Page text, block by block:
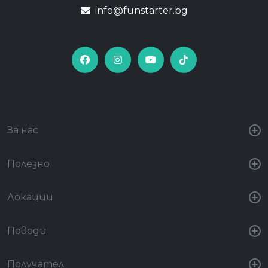
info@funstarter.bg
За нас
Полезно
Локации
Поводи
Получател